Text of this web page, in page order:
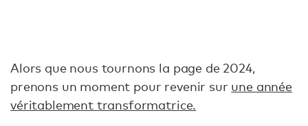
Alors que nous tournons la page de 2024,
prenons un moment pour revenir sur une année
véritablement transformatrice.